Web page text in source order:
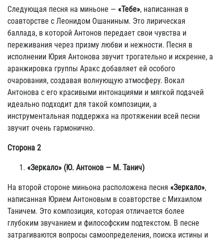
Следующая песня на миньоне — «Тебе», написанная в
соавторстве с Леонидом Ошаниным. Это лирическая
баллада, в которой Антонов передает свои чувства и
переживания через призму любви и нежности. Песня в
исполнении Юрия Антонова звучит трогательно и искренне, а
аранжировка группы Аракс добавляет ей особого
очарования, создавая волнующую атмосферу. Вокал
Антонова с его красивыми интонациями и мягкой подачей
идеально подходит для такой композиции, а
инструментальная поддержка на протяжении всей песни
звучит очень гармонично.
Сторона 2
«Зеркало» (Ю. Антонов — М. Танич)
На второй стороне миньона расположена песня «Зеркало»,
написанная Юрием Антоновым в соавторстве с Михаилом
Таничем. Это композиция, которая отличается более
глубоким звучанием и философским подтекстом. В песне
затрагиваются вопросы самоопределения, поиска истины и